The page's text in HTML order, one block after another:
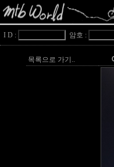
I D : 암호 :
목록으로 가기..